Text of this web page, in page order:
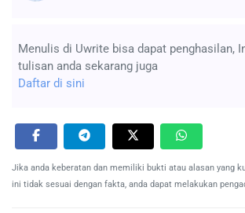
Menulis di Uwrite bisa dapat penghasilan,
tulisan anda sekarang juga
Daftar di sini
Jika anda keberatan dan memiliki bukti atau alasan yang
ini tidak sesuai dengan fakta, anda dapat melakukan